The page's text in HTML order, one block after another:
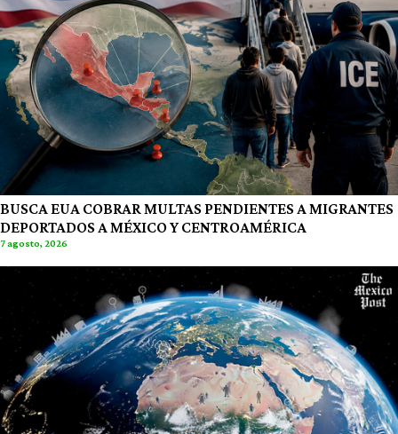
BUSCA EUA COBRAR MULTAS PENDIENTES A MIGRANTES
DEPORTADOS A MÉXICO Y CENTROAMÉRICA
7 agosto, 2026